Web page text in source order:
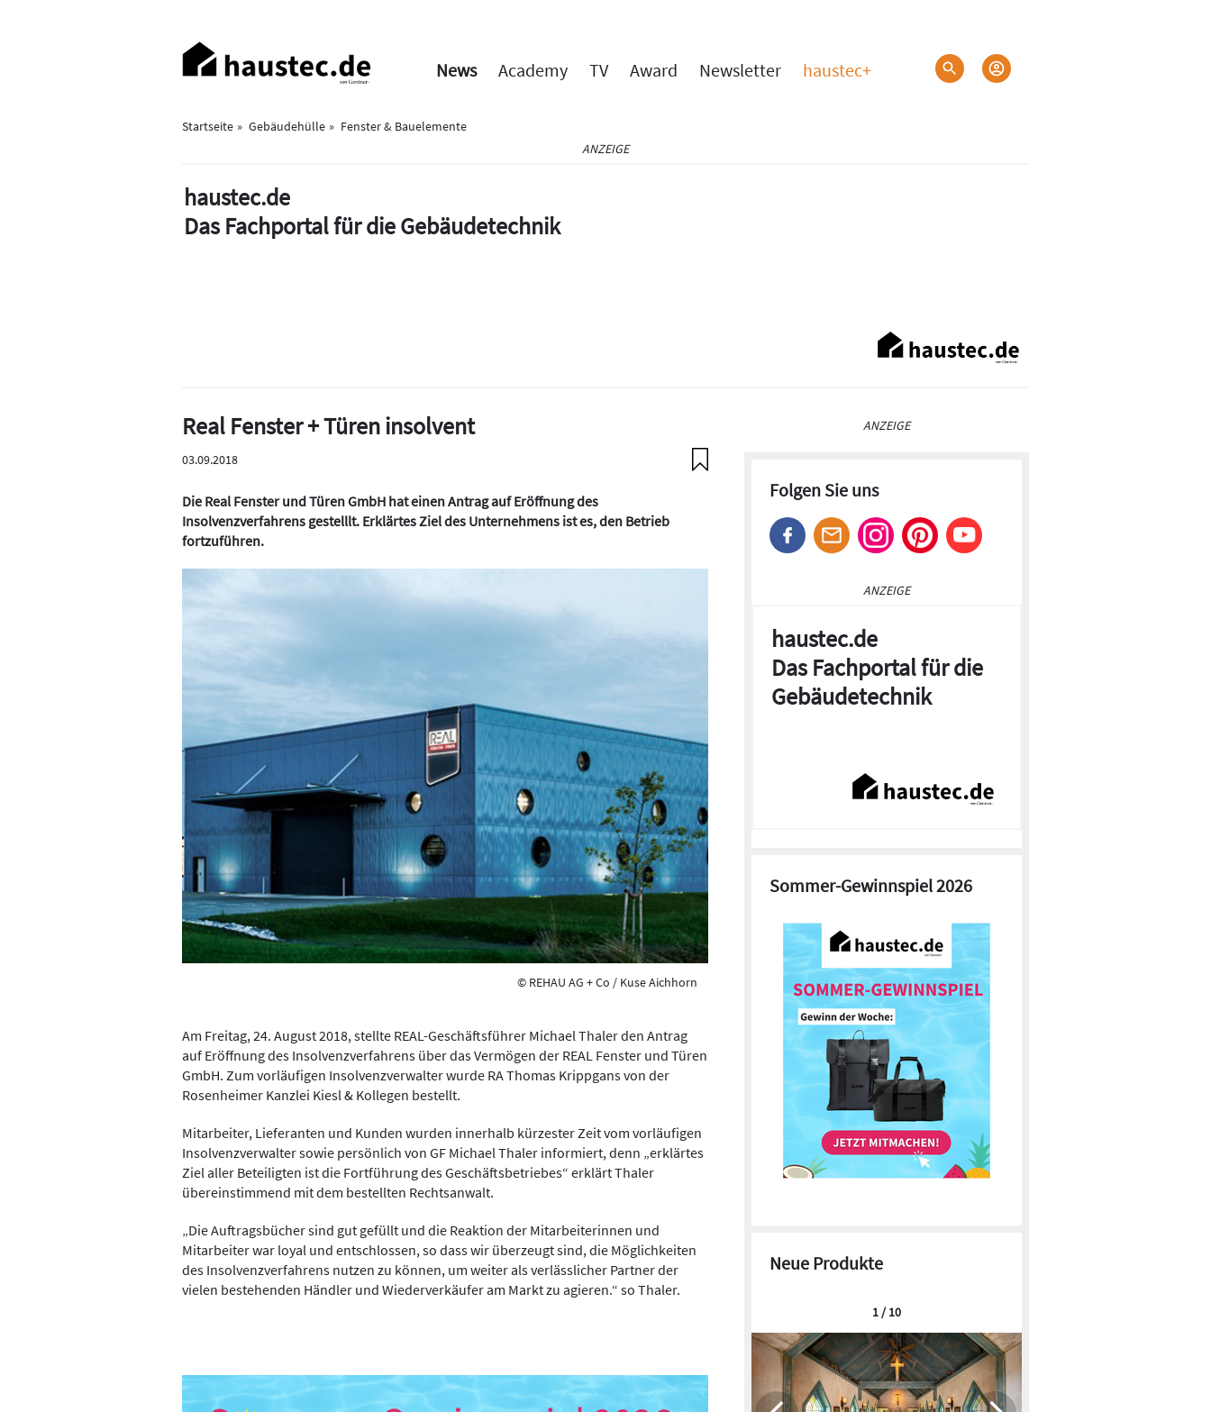
Haupt-
Navigation
News Academy TV Award Newsletter haustec+
Startseite Gebäudehülle
Fenster & Bauelemente
ANZEIGE
haustec.de
Das Fachportal für die Gebäudetechnik
Real Fenster + Türen insolvent
03.09.2018
Die Real Fenster und Türen GmbH hat einen Antrag auf Eröffnung des
Insolvenzverfahrens gestelllt. Erklärtes Ziel des Unternehmens ist es, den Betrieb
fortzuführen.
© REHAU AG + Co / Kuse Aichhorn
Am Freitag, 24. August 2018, stellte REAL-Geschäftsführer Michael Thaler den Antrag
auf Eröffnung des Insolvenzverfahrens über das Vermögen der REAL Fenster und Türen
GmbH. Zum vorläufigen Insolvenzverwalter wurde RA Thomas Krippgans von der
Rosenheimer Kanzlei Kiesl & Kollegen bestellt.
Mitarbeiter, Lieferanten und Kunden wurden innerhalb kürzester Zeit vom vorläufigen
Insolvenzverwalter sowie persönlich von GF Michael Thaler informiert, denn „erklärtes
Ziel aller Beteiligten ist die Fortführung des Geschäftsbetriebes“ erklärt Thaler
übereinstimmend mit dem bestellten Rechtsanwalt.
„Die Auftragsbücher sind gut gefüllt und die Reaktion der Mitarbeiterinnen und
Mitarbeiter war loyal und entschlossen, so dass wir überzeugt sind, die Möglichkeiten
des Insolvenzverfahrens nutzen zu können, um weiter als verlässlicher Partner der
vielen bestehenden Händler und Wiederverkäufer am Markt zu agieren.“ so Thaler.
ANZEIGE
Folgen Sie uns
ANZEIGE
haustec.de
Das Fachportal für die
Gebäudetechnik
Sommer-Gewinnspiel 2026
Neue Produkte
1 / 10